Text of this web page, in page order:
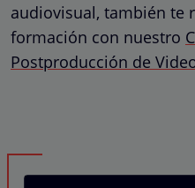
audiovisual, también te
formación con nuestro
Postproducción de